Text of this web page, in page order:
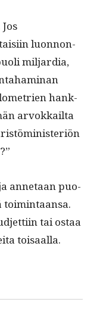
luon­non­
mil­jar­dia,
han­k­
arvokkail­ta
annetaan puo­
toim­intaansa.
tai ostaa
toisaalla.